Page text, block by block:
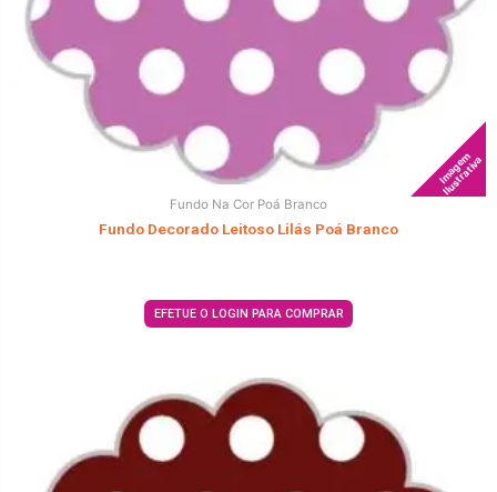
Imagem
Ilustrativa
Fundo Na Cor Poá Branco
Fundo Decorado Leitoso Lilás Poá Branco
EFETUE O LOGIN PARA COMPRAR